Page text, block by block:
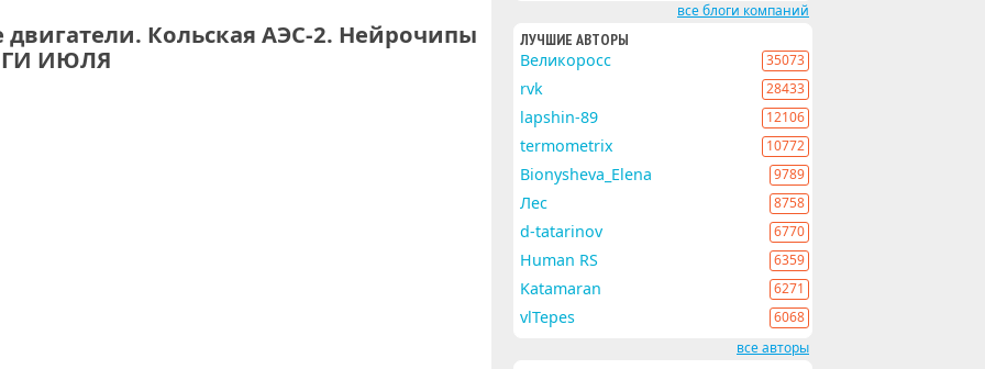
Кольская АЭС-2. Нейрочипы
ИЮЛЯ
все блоги компаний
ЛУЧШИЕ АВТОРЫ
Великоросс 35073
rvk 28433
lapshin-89 12106
termometrix 10772
Bionysheva_Elena 9789
Лес 8758
d-tatarinov 6770
Human RS 6359
Katamaran 6271
vlTepes
6068
все авторы